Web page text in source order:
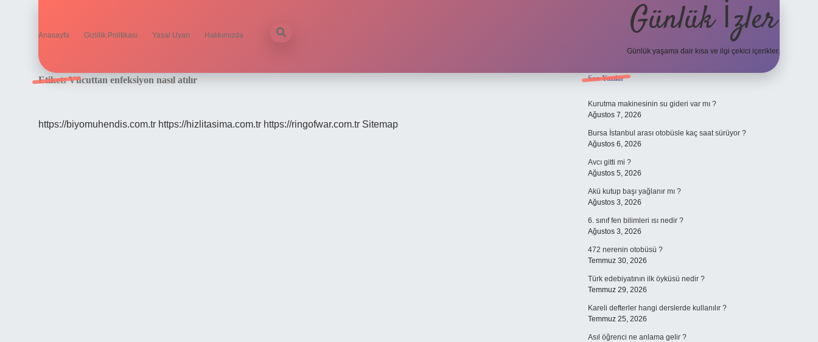
Anasayfa Gizlilik Politikası Yasal Uyarı Hakkımızda Günlük İzler
Günlük yaşama dair kısa ve ilgi çekici içerikler.
Etiket:Vücuttan enfeksiyon nasıl atılır
https://biyomuhendis.com.tr https://hizlitasima.com.tr https://ringofwar.com.tr Sitemap
Sidebar
Son Yazılar
Kurutma makinesinin su gideri var mı ?
Ağustos 7, 2026
Bursa İstanbul arası otobüsle kaç saat sürüyor ?
Ağustos 6, 2026
Avcı gitti mi ?
Ağustos 5, 2026
Akü kutup başı yağlanır mı ?
Ağustos 3, 2026
6. sınıf fen bilimleri ısı nedir ?
Ağustos 3, 2026
472 nerenin otobüsü ?
Temmuz 30, 2026
Türk edebiyatının ilk öyküsü nedir ?
Temmuz 29, 2026
Kareli defterler hangi derslerde kullanılır ?
Temmuz 25, 2026
Asıl öğrenci ne anlama gelir ?
hiltonbet yeni giriş